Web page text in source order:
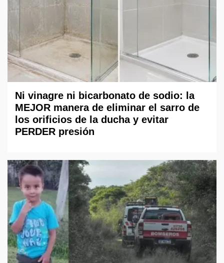
Ni vinagre ni bicarbonato de sodio: la
MEJOR manera de eliminar el sarro de
los orificios de la ducha y evitar
PERDER presión